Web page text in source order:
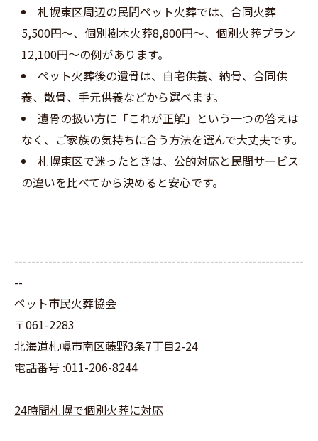
札幌東区周辺の民間ペット火葬では、合同火葬
5,500円～、個別樹木火葬8,800円～、個別火葬プラン
12,100円～の例があります。
ペット火葬後の遺骨は、自宅供養、納骨、合同供
養、散骨、手元供養などから選べます。
遺骨の扱い方に「これが正解」という一つの答えは
なく、ご家族の気持ちに合う方法を選んで大丈夫です。
札幌東区で迷ったときは、公的対応と民間サービス
の違いを比べてから決めると安心です。
--------------------------------------------------------------------
--
ペット市民火葬協会
〒061-2283
北海道札幌市南区藤野3条7丁目2-24
電話番号 :011-206-8244
24時間札幌で個別火葬に対応